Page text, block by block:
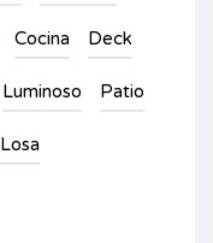
Cocina Deck
Luminoso Patio